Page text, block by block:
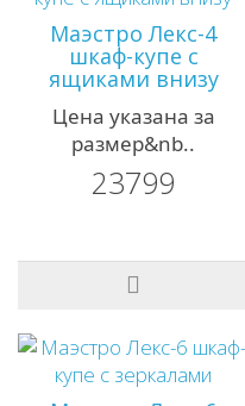
Маэстро Лекс-4
шкаф-купе с
ящиками внизу
Цена указана за
размер&nb..
23799